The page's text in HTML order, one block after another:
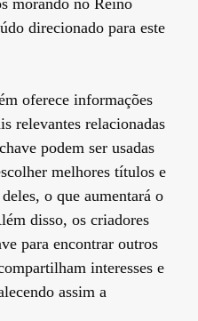
direcionado para este
oferece informações
relevantes relacionadas
podem ser usadas
melhores títulos e
o que aumentará o
disso, os criadores
para encontrar outros
interesses e
assim a